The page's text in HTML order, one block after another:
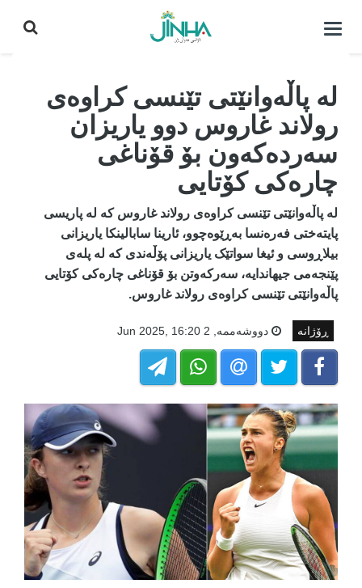
كردنه‌وه‌ی
لە پاڵەوانێتی تێنسی کراوەی
رولاند غاروس دوو یاریزان
سەردەکەون بۆ قۆناغی
چارەکی کۆتایی
لە پاڵەوانێتی تێنسی کراوەی رولاند غاروس کە لە پاریسی
پایتەختی فەرەنسا بەڕێوەچوو، ئارینا سابالینکا یاریزانی
بیلاڕوسی و ئیغا سواتێک یاریزانی پۆڵەندی کە لە پلەی
پێنجەمی جیهاندایە، سەرکەوتن بۆ قۆناغی چارەکی کۆتایی
پاڵەوانێتی تێنسی کراوەی رولاند غاروس.
ڕۆژانە دووشه‌ممه‌, 2 Jun 2025, 16:20